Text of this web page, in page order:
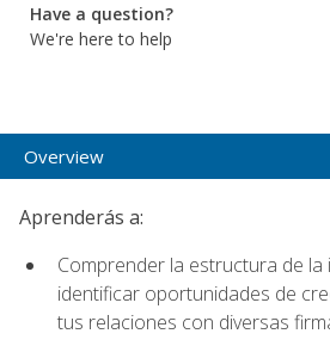
Have a question?
We're here to help
Overview
Aprenderás a:
Comprender la estructura de la
identificar oportunidades de
tus relaciones con diversas